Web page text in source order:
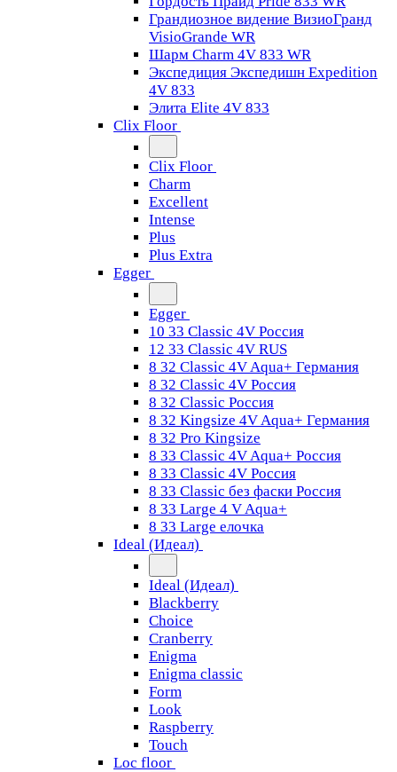
Грандиозное видение ВизиоГранд
VisioGrande WR
Шарм Charm 4V 833 WR
Экспедиция Экспедишн Expedition
4V 833
Элита Elite 4V 833
Clix Floor
Clix Floor
Charm
Excellent
Intense
Plus
Plus Extra
Egger
Egger
10 33 Classic 4V Россия
12 33 Classic 4V RUS
8 32 Classic 4V Aqua+ Германия
8 32 Classic 4V Россия
8 32 Classic Россия
8 32 Kingsize 4V Aqua+ Германия
8 32 Pro Kingsize
8 33 Classic 4V Aqua+ Россия
8 33 Classic 4V Россия
8 33 Classic без фаски Россия
8 33 Large 4 V Aqua+
8 33 Large елочка
Ideal (Идеал)
Ideal (Идеал)
Blackberry
Choice
Cranberry
Enigma
Enigma classic
Form
Look
Raspberry
Touch
Loc floor